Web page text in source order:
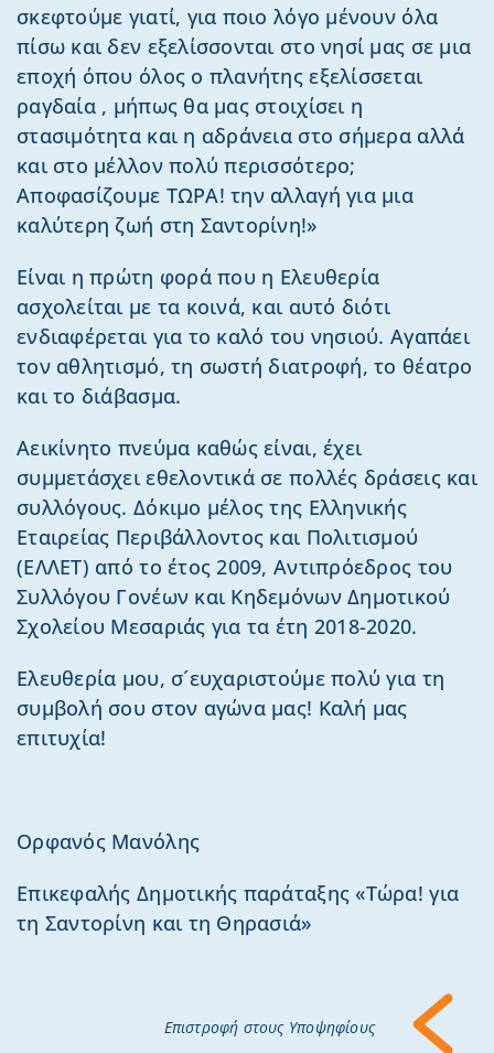
σκεφτούμε γιατί, για ποιο λόγο μένουν όλα
πίσω και δεν εξελίσσονται στο νησί μας σε μια
εποχή όπου όλος ο πλανήτης εξελίσσεται
ραγδαία , μήπως θα μας στοιχίσει η
στασιμότητα και η αδράνεια στο σήμερα αλλά
και στο μέλλον πολύ περισσότερο;
Αποφασίζουμε ΤΩΡΑ! την αλλαγή για μια
καλύτερη ζωή στη Σαντορίνη!»
Είναι η πρώτη φορά που η Ελευθερία
ασχολείται με τα κοινά, και αυτό διότι
ενδιαφέρεται για το καλό του νησιού. Αγαπάει
τον αθλητισμό, τη σωστή διατροφή, το θέατρο
και το διάβασμα.
Αεικίνητο πνεύμα καθώς είναι, έχει
συμμετάσχει εθελοντικά σε πολλές δράσεις και
συλλόγους. Δόκιμο μέλος της Ελληνικής
Εταιρείας Περιβάλλοντος και Πολιτισμού
(ΕΛΛΕΤ) από το έτος 2009, Αντιπρόεδρος του
Συλλόγου Γονέων και Κηδεμόνων Δημοτικού
Σχολείου Μεσαριάς για τα έτη 2018-2020.
Ελευθερία μου, σ´ευχαριστούμε πολύ για τη
συμβολή σου στον αγώνα μας! Καλή μας
επιτυχία!
Ορφανός Μανόλης
Επικεφαλής Δημοτικής παράταξης «Τώρα! για
τη Σαντορίνη και τη Θηρασιά»
Επιστροφή στους Υποψηφίους